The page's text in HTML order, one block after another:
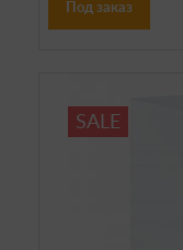
Под заказ
SALE